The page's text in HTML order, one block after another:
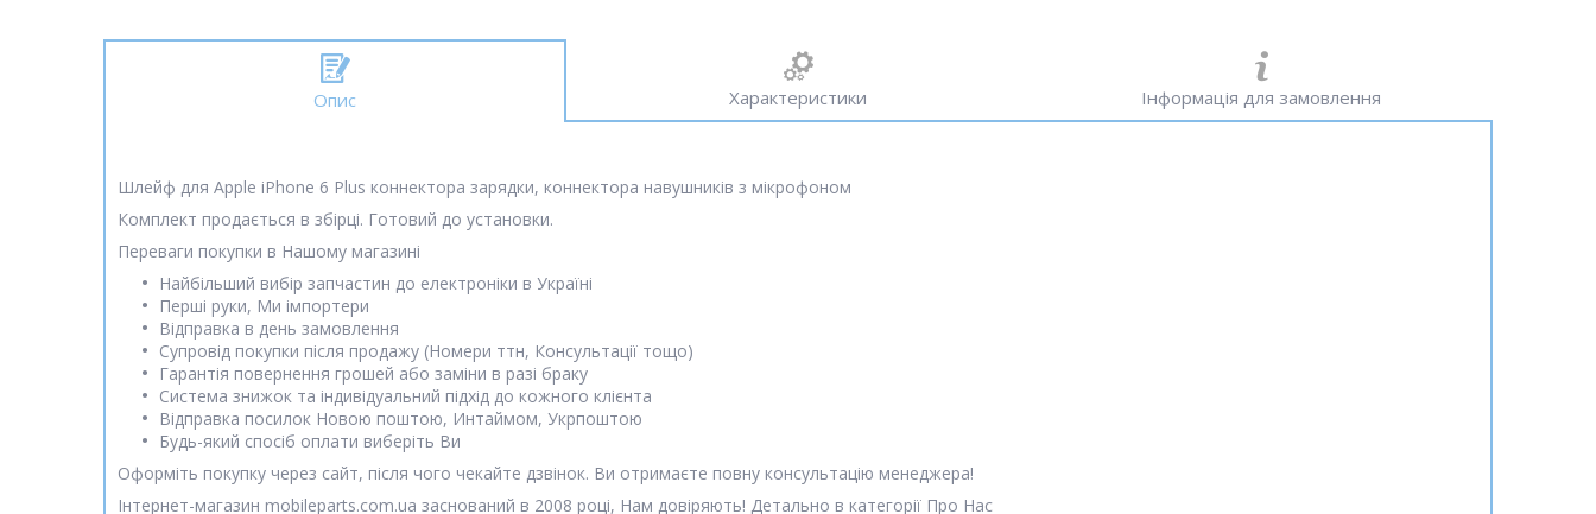
Опис Характеристики Інформація для замовлення
Шлейф для Apple iPhone 6 Plus коннектора зарядки, коннектора навушників з мікрофоном
Комплект продається в збірці. Готовий до установки.
Переваги покупки в Нашому магазині
Найбільший вибір запчастин до електроніки в Україні
Перші руки, Ми імпортери
Відправка в день замовлення
Супровід покупки після продажу (Номери ттн, Консультації тощо)
Гарантія повернення грошей або заміни в разі браку
Система знижок та індивідуальний підхід до кожного клієнта
Відправка посилок Новою поштою, Интаймом, Укрпоштою
Будь-який спосіб оплати виберіть Ви
Оформіть покупку через сайт, після чого чекайте дзвінок. Ви отримаєте повну консультацію менеджера!
Інтернет-магазин mobileparts.com.ua заснований в 2008 році, Нам довіряють! Детально в категорії Про Нас